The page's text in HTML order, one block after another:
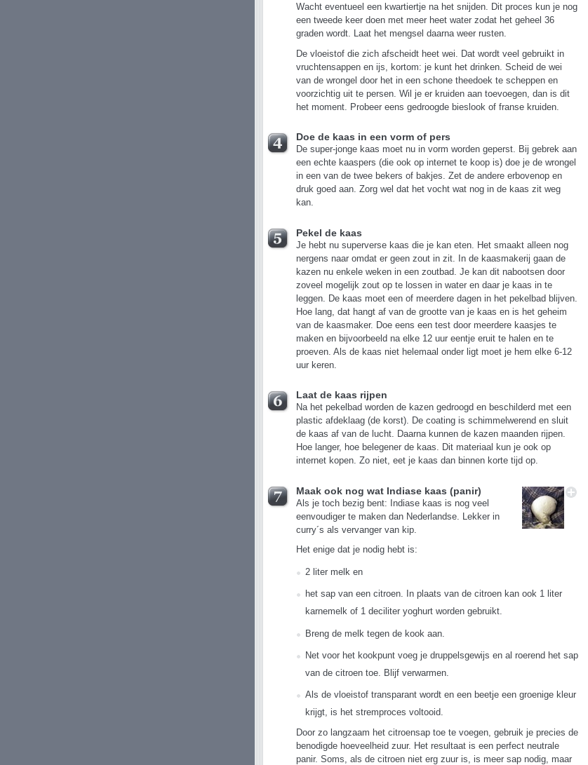
Wacht eventueel een kwartiertje na het snijden. Dit proces kun je nog
een tweede keer doen met meer heet water zodat het geheel 36
graden wordt. Laat het mengsel daarna weer rusten.
De vloeistof die zich afscheidt heet wei. Dat wordt veel gebruikt in
vruchtensappen en ijs, kortom: je kunt het drinken. Scheid de wei
van de wrongel door het in een schone theedoek te scheppen en
voorzichtig uit te persen. Wil je er kruiden aan toevoegen, dan is dit
het moment. Probeer eens gedroogde bieslook of franse kruiden.
Doe de kaas in een vorm of pers
De super-jonge kaas moet nu in vorm worden geperst. Bij gebrek aan
een echte kaaspers (die ook op internet te koop is) doe je de wrongel
in een van de twee bekers of bakjes. Zet de andere erbovenop en
druk goed aan. Zorg wel dat het vocht wat nog in de kaas zit weg
kan.
Pekel de kaas
Je hebt nu superverse kaas die je kan eten. Het smaakt alleen nog
nergens naar omdat er geen zout in zit. In de kaasmakerij gaan de
kazen nu enkele weken in een zoutbad. Je kan dit nabootsen door
zoveel mogelijk zout op te lossen in water en daar je kaas in te
leggen. De kaas moet een of meerdere dagen in het pekelbad blijven.
Hoe lang, dat hangt af van de grootte van je kaas en is het geheim
van de kaasmaker. Doe eens een test door meerdere kaasjes te
maken en bijvoorbeeld na elke 12 uur eentje eruit te halen en te
proeven. Als de kaas niet helemaal onder ligt moet je hem elke 6-12
uur keren.
Laat de kaas rijpen
Na het pekelbad worden de kazen gedroogd en beschilderd met een
plastic afdeklaag (de korst). De coating is schimmelwerend en sluit
de kaas af van de lucht. Daarna kunnen de kazen maanden rijpen.
Hoe langer, hoe belegener de kaas. Dit materiaal kun je ook op
internet kopen. Zo niet, eet je kaas dan binnen korte tijd op.
Maak ook nog wat Indiase kaas (panir)
Als je toch bezig bent: Indiase kaas is nog veel
eenvoudiger te maken dan Nederlandse. Lekker in
curry´s als vervanger van kip.
Het enige dat je nodig hebt is:
2 liter melk en
het sap van een citroen. In plaats van de citroen kan ook 1 liter
karnemelk of 1 deciliter yoghurt worden gebruikt.
Breng de melk tegen de kook aan.
Net voor het kookpunt voeg je druppelsgewijs en al roerend het sap
van de citroen toe. Blijf verwarmen.
Als de vloeistof transparant wordt en een beetje een groenige kleur
krijgt, is het stremproces voltooid.
Door zo langzaam het citroensap toe te voegen, gebruik je precies de
benodigde hoeveelheid zuur. Het resultaat is een perfect neutrale
panir. Soms, als de citroen niet erg zuur is, is meer sap nodig, maar